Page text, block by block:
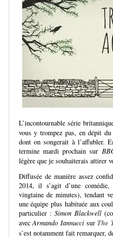
L’incontournable série
vous y trompez pas, en dépit
dont on songerait à l’affubler.
termine mardi prochain sur
légère que je souhaiterais attirer
Diffusée de manière assez
2014, il s’agit d’une
vingtaine de minutes), tendant
une équipe plus habituée aux
particulier : Simon Blackwell
avecArmando Iannuccisur The
s’est notamment fait remarquer,